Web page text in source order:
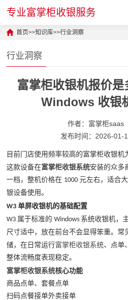
专业富掌柜收银服务
首页>>知识库>>行业洞察
行业洞察
富掌柜收银机报价
Windows 收银
作者：富掌柜saas
发布时间：2026-01-
目前门店使用频率较高的富掌柜收银机
这款设备在富掌柜收银系统安装的众多
一档，整机价格在 1000元左右，适合
银设备使用。
W3单屏收银机的基础配置
W3属于标准的Windows 系统收银机，
尺寸适中，放在前台不会显得笨重。
储，在日常运行富掌柜收银系统、点单
整体流畅度表现稳定。
富掌柜收银系统核心功能
商品点单、套餐点单
扫码点餐接单外卖接单